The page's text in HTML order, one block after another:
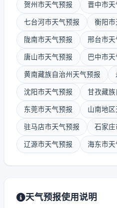
贺州市天气预报 晋中市天
七台河市天气预报 衡阳市
陇南市天气预报 邢台市天
唐山市天气预报 巴中市
黄南藏族自治州天气预报
沈阳市天气预报 甘孜藏
东莞市天气预报 山南地
驻马店市天气预报 石家庄
辽源市天气预报 海东市天
天气预报使用说明